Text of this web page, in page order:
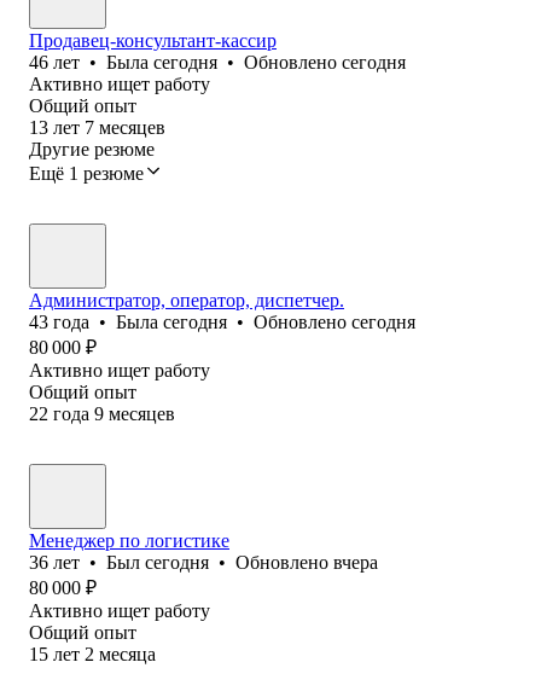
Продавец-консультант-кассир
46 лет • Была сегодня • Обновлено сегодня
Активно ищет работу
Общий опыт
13 лет 7 месяцев
Другие резюме
Ещё 1 резюме
Администратор, оператор, диспетчер.
43 года • Была сегодня • Обновлено сегодня
80 000 ₽
Активно ищет работу
Общий опыт
22 года 9 месяцев
Менеджер по логистике
36 лет • Был сегодня • Обновлено вчера
80 000 ₽
Активно ищет работу
Общий опыт
15 лет 2 месяца